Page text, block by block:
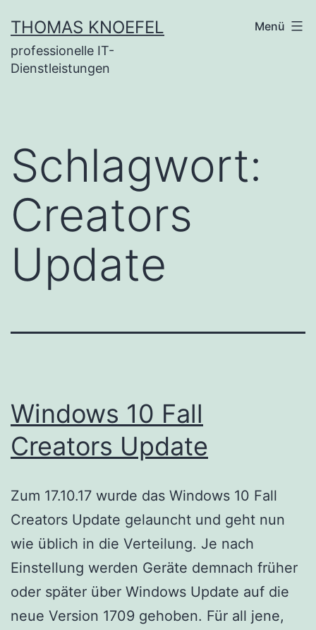
Inhalt
springen
THOMAS KNOEFEL
professionelle IT-
Dienstleistungen
Menü
Schlagwort:
Creators
Update
Windows 10 Fall
Creators Update
Zum 17.10.17 wurde das Windows 10 Fall
Creators Update gelauncht und geht nun
wie üblich in die Verteilung. Je nach
Einstellung werden Geräte demnach früher
oder später über Windows Update auf die
neue Version 1709 gehoben. Für all jene,